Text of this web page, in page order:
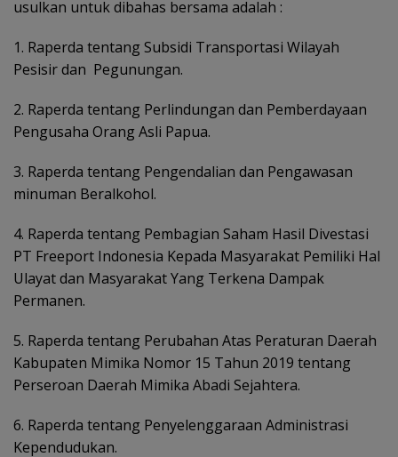
usulkan untuk dibahas bersama adalah :
1. Raperda tentang Subsidi Transportasi Wilayah
Pesisir dan Pegunungan.
2. Raperda tentang Perlindungan dan Pemberdayaan
Pengusaha Orang Asli Papua.
3. Raperda tentang Pengendalian dan Pengawasan
minuman Beralkohol.
4. Raperda tentang Pembagian Saham Hasil Divestasi
PT Freeport Indonesia Kepada Masyarakat Pemiliki Hal
Ulayat dan Masyarakat Yang Terkena Dampak
Permanen.
5. Raperda tentang Perubahan Atas Peraturan Daerah
Kabupaten Mimika Nomor 15 Tahun 2019 tentang
Perseroan Daerah Mimika Abadi Sejahtera.
6. Raperda tentang Penyelenggaraan Administrasi
Kependudukan.